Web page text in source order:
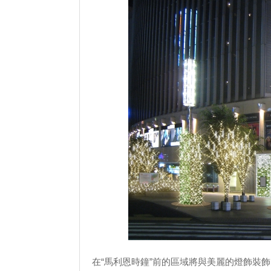
在“馬利恩時鐘”前的區域將與美麗的燈飾裝